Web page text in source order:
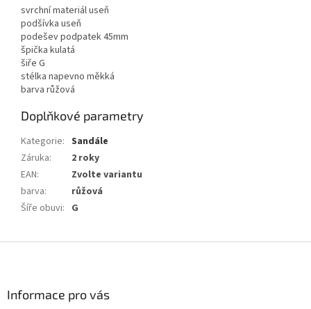
svrchní materiál useň
podšívka useň
podešev podpatek 45mm
špička kulatá
šiře G
stélka napevno měkká
barva růžová
Doplňkové parametry
Kategorie: Sandále
Záruka:
2 roky
EAN:
Zvolte variantu
barva:
růžová
Šíře obuvi: G
Informace pro vás